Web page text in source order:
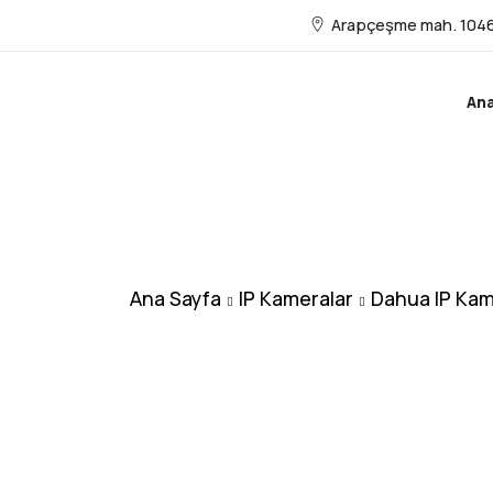
Arapçeşme mah.
Ana Sayfa IP Kameralar Dahua IP